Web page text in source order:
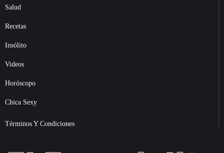
Salud
Recetas
Insólito
Videos
Horóscopo
Chica Sexy
Términos Y Condiciones